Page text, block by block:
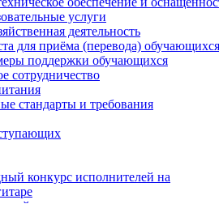
услуги
деятельность
для приёма (перевода) обучающихся
поддержки обучающихся
сотрудничество
стандарты и требования
конкурс исполнителей на